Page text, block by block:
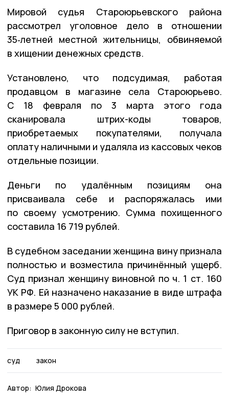
Мировой судья Староюрьевского района
рассмотрел уголовное дело в отношении
35‑летней местной жительницы, обвиняемой
в хищении денежных средств.
Установлено, что подсудимая, работая
продавцом в магазине села Староюрьево.
С 18 февраля по 3 марта этого года
сканировала штрих-коды товаров,
приобретаемых покупателями, получала
оплату наличными и удаляла из кассовых чеков
отдельные позиции.
Деньги по удалённым позициям она
присваивала себе и распоряжалась ими
по своему усмотрению. Сумма похищенного
составила 16 719 рублей.
В судебном заседании женщина вину признала
полностью и возместила причинённый ущерб.
Суд признал женщину виновной по ч. 1 ст. 160
УК РФ. Ей назначено наказание в виде штрафа
в размере 5 000 рублей.
Приговор в законную силу не вступил.
суд закон
Автор: Юлия Дрокова